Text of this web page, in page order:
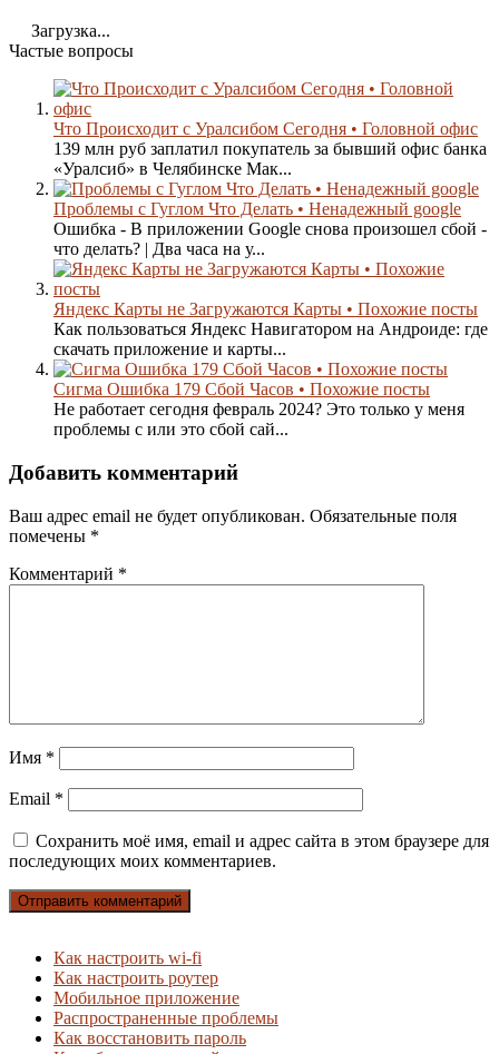
Загрузка...
Частые вопросы
Что Происходит с Уралсибом Сегодня • Головной офис
139 млн руб заплатил покупатель за бывший офис банка
«Уралсиб» в Челябинске Мак...
Проблемы с Гуглом Что Делать • Ненадежный google
Ошибка - В приложении Google снова произошел сбой -
что делать? | Два часа на у...
Яндекс Карты не Загружаются Карты • Похожие посты
Как пользоваться Яндекс Навигатором на Андроиде: где
скачать приложение и карты...
Сигма Ошибка 179 Сбой Часов • Похожие посты
Не работает сегодня февраль 2024? Это только у меня
проблемы с или это сбой сай...
Добавить комментарий
Ваш адрес email не будет опубликован. Обязательные поля
помечены *
Комментарий *
Имя *
Email *
Сохранить моё имя, email и адрес сайта в этом браузере для
последующих моих комментариев.
Как настроить wi-fi
Как настроить роутер
Мобильное приложение
Распространенные проблемы
Как восстановить пароль